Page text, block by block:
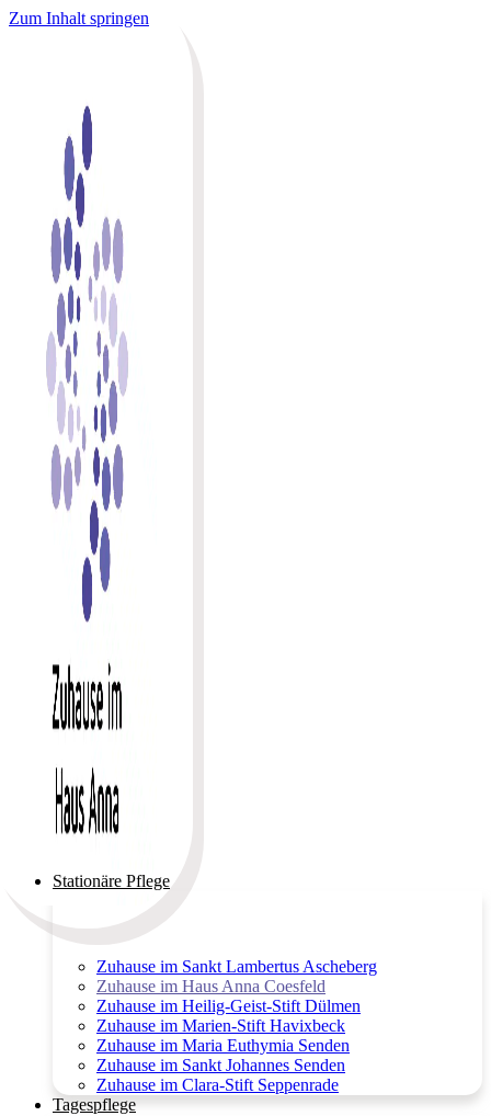
Zum Inhalt springen
Stationäre Pflege
Zuhause im Sankt Lambertus Ascheberg
Zuhause im Haus Anna Coesfeld
Zuhause im Heilig-Geist-Stift Dülmen
Zuhause im Marien-Stift Havixbeck
Zuhause im Maria Euthymia Senden
Zuhause im Sankt Johannes Senden
Zuhause im Clara-Stift Seppenrade
Tagespflege